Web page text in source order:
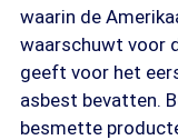
waarin de
waarschuwt voor
geeft voor het
asbest bevatten.
besmette